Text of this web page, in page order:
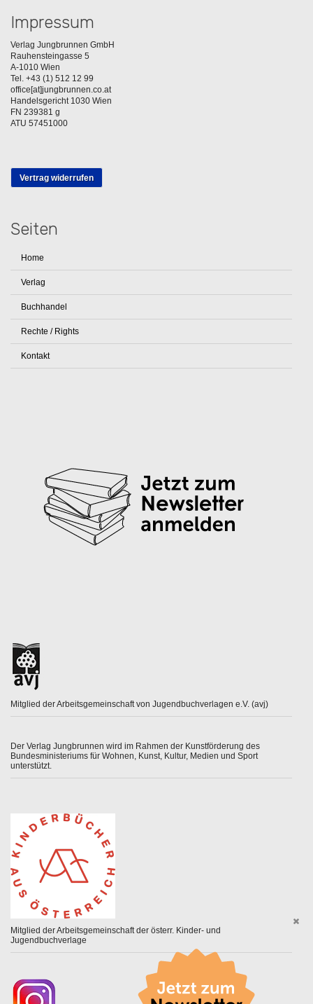
Impressum
Verlag Jungbrunnen GmbH
Rauhensteingasse 5
A-1010 Wien
Tel. +43 (1) 512 12 99
office[at]jungbrunnen.co.at
Handelsgericht 1030 Wien
FN 239381 g
ATU 57451000
Vertrag widerrufen
Seiten
Home
Verlag
Buchhandel
Rechte / Rights
Kontakt
Mitglied der Arbeitsgemeinschaft von Jugendbuchverlagen e.V. (avj)
Der Verlag Jungbrunnen wird im Rahmen der Kunstförderung des
Bundesministeriums für Wohnen, Kunst, Kultur, Medien und Sport
unterstützt.
Mitglied der Arbeitsgemeinschaft der österr. Kinder- und
Jugendbuchverlage